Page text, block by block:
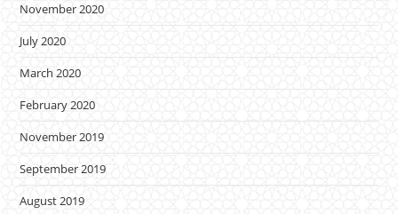
November 2020
July 2020
March 2020
February 2020
November 2019
September 2019
August 2019